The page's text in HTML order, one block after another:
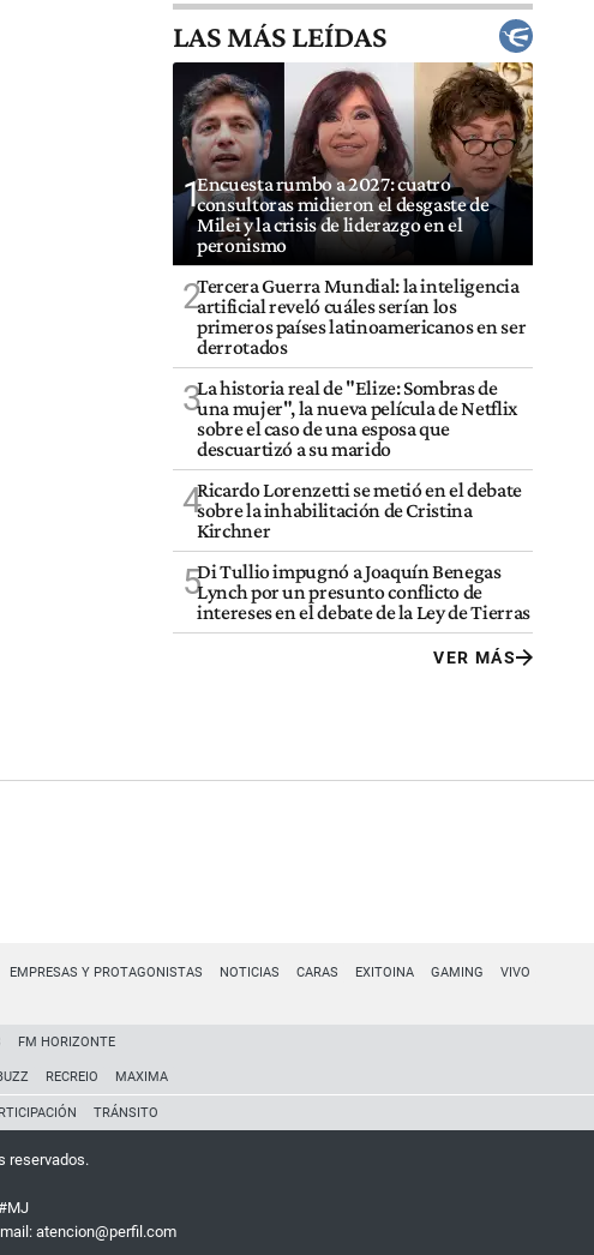
LAS MÁS LEÍDAS
1Encuesta rumbo a 2027: cuatro
consultoras midieron el desgaste de
Milei y la crisis de liderazgo en el
peronismo
2Tercera Guerra Mundial: la inteligencia
artificial reveló cuáles serían los
primeros países latinoamericanos en ser
derrotados
3La historia real de "Elize: Sombras de
una mujer", la nueva película de Netflix
sobre el caso de una esposa que
descuartizó a su marido
4Ricardo Lorenzetti se metió en el debate
sobre la inhabilitación de Cristina
Kirchner
5Di Tullio impugnó a Joaquín Benegas
Lynch por un presunto conflicto de
intereses en el debate de la Ley de Tierras
VER MÁS
EMPRESAS Y PROTAGONISTAS NOTICIAS CARAS EXITOINA GAMING VIVO
FM HORIZONTE
RECREIO MAXIMA
TRÁNSITO
reservados.
atencion@perfil.com